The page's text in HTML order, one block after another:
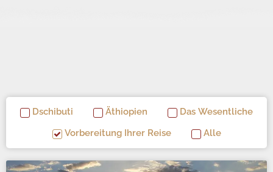
Dschibuti Äthiopien
Das Wesentliche
Vorbereitung Ihrer Reise
Alle